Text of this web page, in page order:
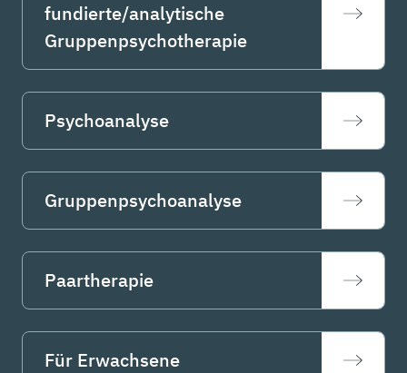
fundierte/analytische
Gruppenpsychotherapie
Psychoanalyse
Gruppenpsychoanalyse
Paartherapie
Für Erwachsene